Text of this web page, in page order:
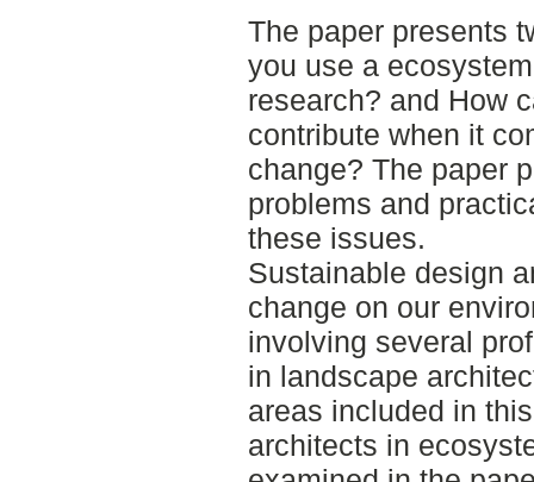
The paper presents
you use a
research? and How
contribute when it
change? The paper
problems and
these issues.
Sustainable design
change on our
involving several
in landscape
areas included in
architects in